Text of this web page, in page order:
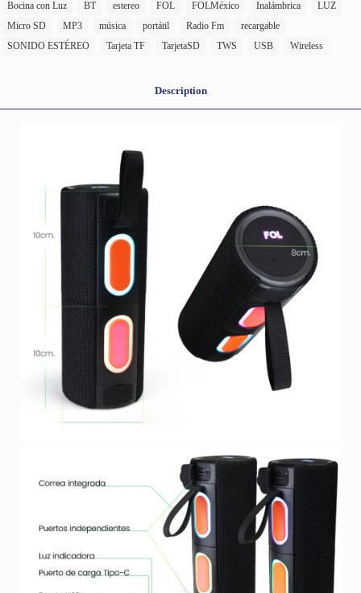
Bocina con Luz
BT estereo FOL FOLMéxico Inalámbrica
LUZ
Micro SD
MP3 música portátil Radio Fm
recargable
SONIDO ESTÉREO
Tarjeta TF TarjetaSD TWS USB Wireless
Description